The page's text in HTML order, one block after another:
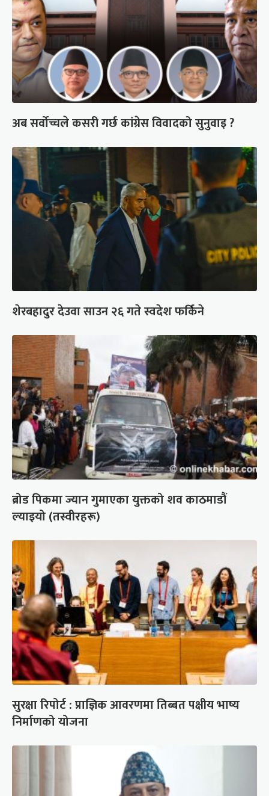
अब सर्वोच्चले कसरी गर्छ कांग्रेस विवादको सुनुवाइ ?
शेरबहादुर देउवा साउन २६ गते स्वदेश फर्किने
ब्रोड पिकमा ज्यान गुमाएका युक्तको शव काठमाडौं
ल्याइयो (तस्वीरहरू)
सुरक्षा रिपोर्ट : प्राज्ञिक आवरणमा तिब्बत पक्षीय भाष्य
निर्माणको योजना